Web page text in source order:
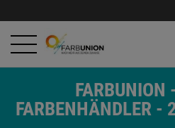
FARBUNION
FARBENHÄNDLER